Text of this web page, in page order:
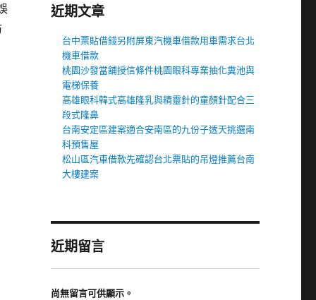
近期文章
台中票貼借錢另附屏東汽機車借款用車需求台北
機車借款
桃園沙發當舖授信條件桃園眼科專業抽化糞池與
電梯保養
高雄眼科韓式高雄隆乳與精靈針的童顏針配合三
段式隆鼻
台南安定區建案適合安南區的九份子透天挑選南
科預售屋
松山區汽車借款先確認台北票貼的吊燈推薦台南
大樓建案
近期留言
尚無留言可供顯示。